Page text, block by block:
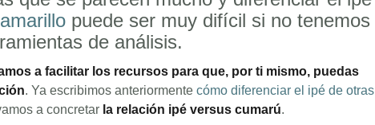
puede ser muy difícil si no tenemos
de análisis.
a facilitar los recursos para que, por ti mismo, puedas
. Ya escribimos anteriormente cómo diferenciar el ipé de otras
a concretar la relación ipé versus cumarú.